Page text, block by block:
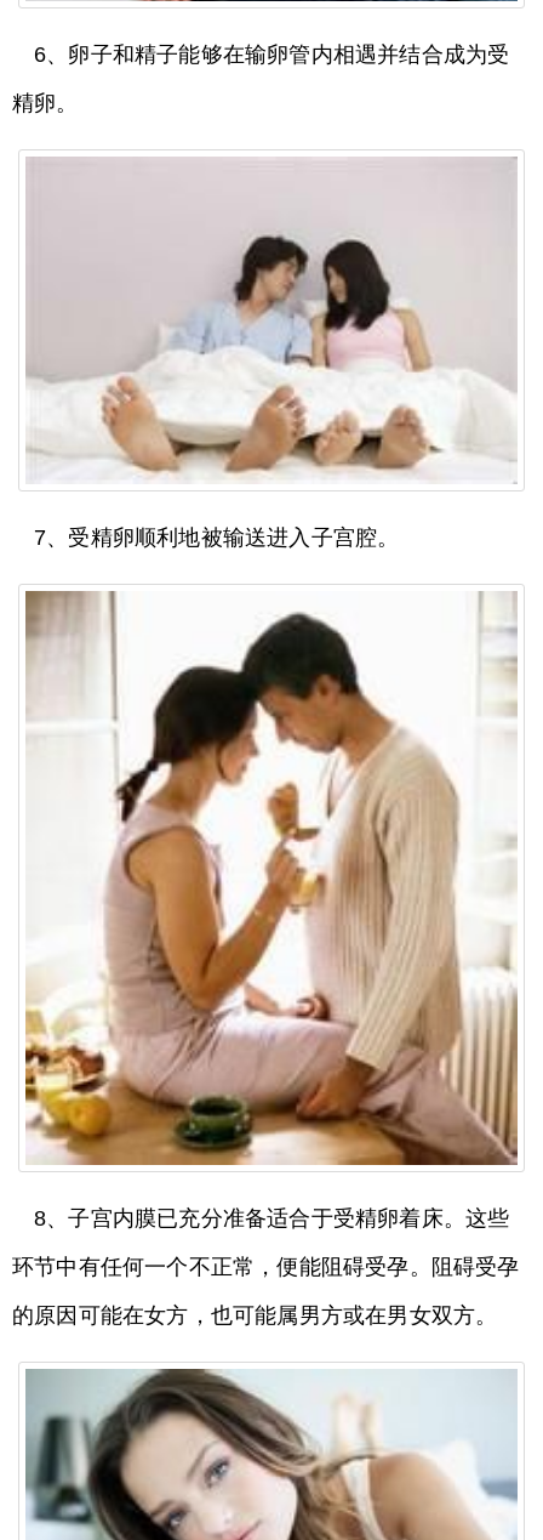
6、卵子和精子能够在输卵管内相遇并结合成为受
精卵。
7、受精卵顺利地被输送进入子宫腔。
8、子宫内膜已充分准备适合于受精卵着床。这些
环节中有任何一个不正常，便能阻碍受孕。阻碍受孕
的原因可能在女方，也可能属男方或在男女双方。